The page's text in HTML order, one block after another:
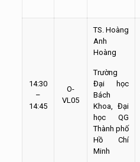
14:30
–
14:45
O-
VL05
TS. Hoàng
Anh
Hoàng
Trường
Đại học
Bách
Khoa, Đại
học QG
Thành phố
Hồ Chí
Minh